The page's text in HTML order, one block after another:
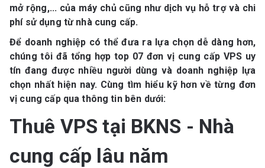
mở rộng,... của máy chủ cũng như dịch vụ hỗ trợ và chi
phí sử dụng từ nhà cung cấp.
Để doanh nghiệp có thể đưa ra lựa chọn dễ dàng hơn,
chúng tôi đã tổng hợp top 07 đơn vị cung cấp VPS uy
tín đang được nhiều người dùng và doanh nghiệp lựa
chọn nhất hiện nay. Cùng tìm hiểu kỹ hơn về từng đơn
vị cung cấp qua thông tin bên dưới:
Thuê VPS tại BKNS - Nhà
cung cấp lâu năm